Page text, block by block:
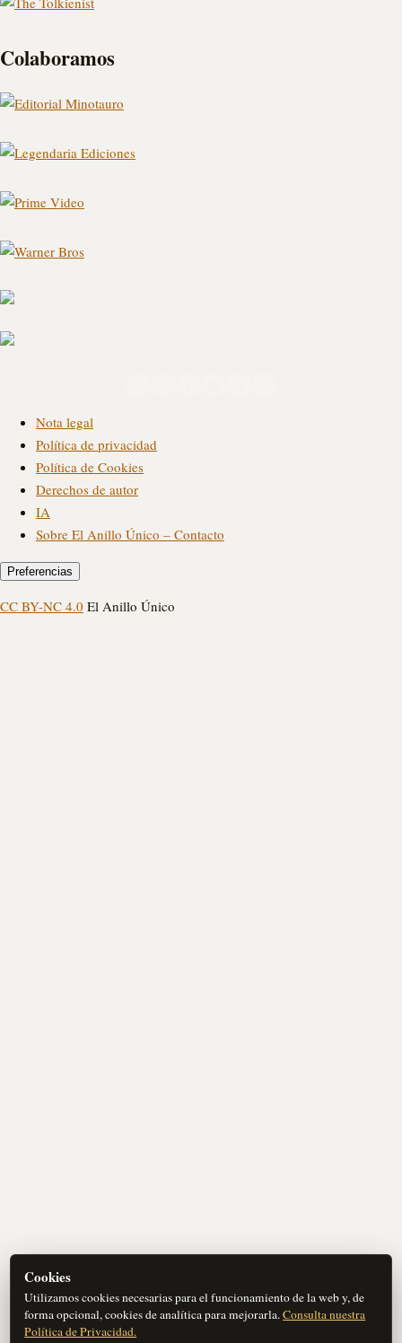
Colaboramos
Nota legal
Política de privacidad
Política de Cookies
Derechos de autor
IA
Sobre El Anillo Único – Contacto
Preferencias
CC BY-NC 4.0 El Anillo Único
Cookies
Utilizamos cookies necesarias para el funcionamiento de la web y, de
forma opcional, cookies de analítica para mejorarla.Consulta nuestra
Política de Privacidad.